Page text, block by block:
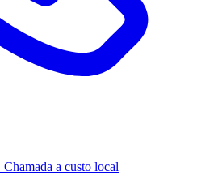
a custo local